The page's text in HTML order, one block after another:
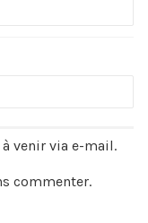
venir via e-mail.
commenter.